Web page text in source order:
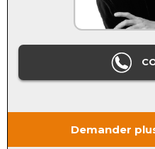
Demander